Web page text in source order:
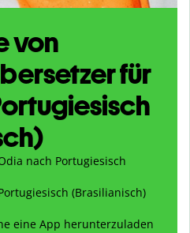
von
für
nach Portugiesisch
(Brasilianisch)
eine App herunterzuladen